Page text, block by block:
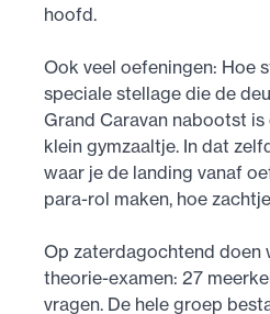
hoofd.
Ook veel oefeningen: Hoe
speciale stellage die de
Grand Caravan nabootst
klein gymzaaltje. In dat
waar je de landing vanaf
para-rol maken, hoe
Op zaterdagochtend doen
theorie-examen: 27
vragen. De hele groep